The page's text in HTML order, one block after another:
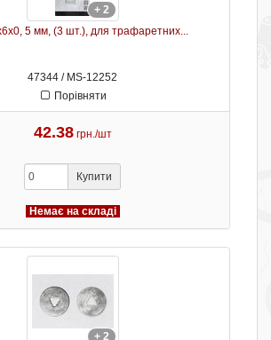
+ 2
5 мм, (3 шт.), для трафаретних...
47344 / MS-12252
Порівняти
42.38 грн./шт
Купити
Немає на складі
+ 2